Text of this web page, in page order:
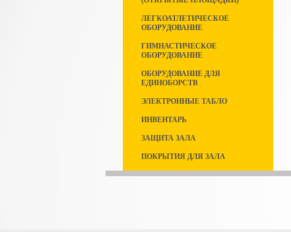
ЛЕГКОАТЛЕТИЧЕСКОЕ
ОБОРУДОВАНИЕ
ГИМНАСТИЧЕСКОЕ
ОБОРУДОВАНИЕ
ОБОРУДОВАНИЕ ДЛЯ
ЕДИНОБОРСТВ
ЭЛЕКТРОННЫЕ ТАБЛО
ИНВЕНТАРЬ
ЗАЩИТА ЗАЛА
ПОКРЫТИЯ ДЛЯ ЗАЛА